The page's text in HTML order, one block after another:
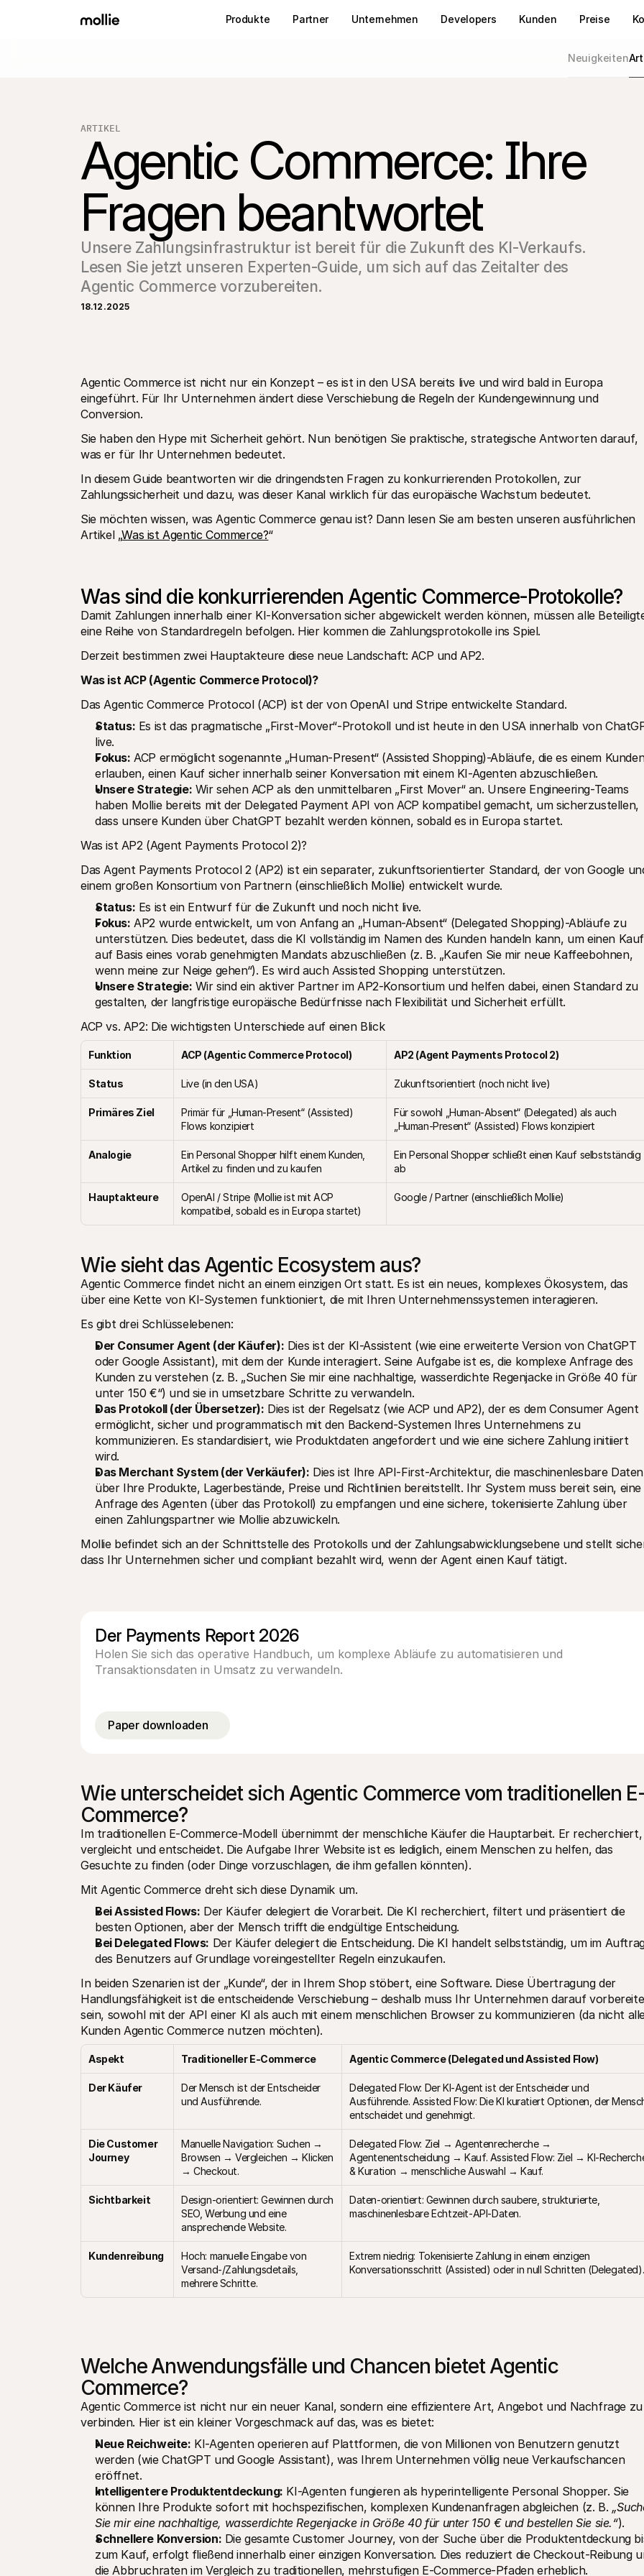
Produkte Partner Unternehmen Developers Kunden Preise
Neuigkeiten
ARTIKEL
Agentic Commerce: Ihre
Fragen beantwortet
Unsere Zahlungsinfrastruktur ist bereit für die Zukunft des KI-Verkaufs.
Lesen Sie jetzt unseren Experten-Guide, um sich auf das Zeitalter des
18.12.2025
Agentic Commerce ist nicht nur ein Konzept – es ist in den USA bereits live und wird bald in Europa
eingeführt. Für Ihr Unternehmen ändert diese Verschiebung die Regeln der Kundengewinnung und
Conversion.
Sie haben den Hype mit Sicherheit gehört. Nun benötigen Sie praktische, strategische Antworten darauf,
was er für Ihr Unternehmen bedeutet.
In diesem Guide beantworten wir die dringendsten Fragen zu konkurrierenden Protokollen, zur
Zahlungssicherheit und dazu, was dieser Kanal wirklich für das europäische Wachstum bedeutet.
Sie möchten wissen, was Agentic Commerce genau ist? Dann lesen Sie am besten unseren ausführlichen
Artikel „Was ist Agentic Commerce?“
Was sind die konkurrierenden Agentic Commerce-Protokolle?
Damit Zahlungen innerhalb einer KI-Konversation sicher abgewickelt werden können, müssen alle
eine Reihe von Standardregeln befolgen. Hier kommen die Zahlungsprotokolle ins Spiel.
Derzeit bestimmen zwei Hauptakteure diese neue Landschaft: ACP und AP2.
Was ist ACP (Agentic Commerce Protocol)?
Das Agentic Commerce Protocol (ACP) ist der von OpenAI und Stripe entwickelte Standard.
Status: Es ist das pragmatische „First-Mover“-Protokoll und ist heute in den USA innerhalb von
live.
Fokus: ACP ermöglicht sogenannte „Human-Present“ (Assisted Shopping)-Abläufe, die es einem
erlauben, einen Kauf sicher innerhalb seiner Konversation mit einem KI-Agenten abzuschließen.
Unsere Strategie: Wir sehen ACP als den unmittelbaren „First Mover“ an. Unsere Engineering-Teams
haben Mollie bereits mit der Delegated Payment API von ACP kompatibel gemacht, um sicherzustellen,
dass unsere Kunden über ChatGPT bezahlt werden können, sobald es in Europa startet.
Was ist AP2 (Agent Payments Protocol 2)?
Das Agent Payments Protocol 2 (AP2) ist ein separater, zukunftsorientierter Standard, der von Google
einem großen Konsortium von Partnern (einschließlich Mollie) entwickelt wurde.
Status: Es ist ein Entwurf für die Zukunft und noch nicht live.
Fokus: AP2 wurde entwickelt, um von Anfang an „Human-Absent“ (Delegated Shopping)-Abläufe zu
unterstützen. Dies bedeutet, dass die KI vollständig im Namen des Kunden handeln kann, um einen Kauf
auf Basis eines vorab genehmigten Mandats abzuschließen (z. B. „Kaufen Sie mir neue Kaffeebohnen,
wenn meine zur Neige gehen“). Es wird auch Assisted Shopping unterstützen.
Unsere Strategie: Wir sind ein aktiver Partner im AP2-Konsortium und helfen dabei, einen Standard zu
gestalten, der langfristige europäische Bedürfnisse nach Flexibilität und Sicherheit erfüllt.
ACP vs. AP2: Die wichtigsten Unterschiede auf einen Blick
Funktion ACP (Agentic Commerce Protocol) AP2 (Agent Payments Protocol 2)
Status Live (in den USA) Zukunftsorientiert (noch nicht live)
Primäres Ziel
Primär für „Human-Present“ (Assisted)
Flows konzipiert
Für sowohl „Human-Absent“ (Delegated) als auch
„Human-Present“ (Assisted) Flows konzipiert
Analogie
Ein Personal Shopper hilft einem Kunden,
Artikel zu finden und zu kaufen
Ein Personal Shopper schließt einen Kauf selbstständig
ab
Hauptakteure
OpenAI / Stripe (Mollie ist mit ACP
kompatibel, sobald es in Europa startet)
Google / Partner (einschließlich Mollie)
Wie sieht das Agentic Ecosystem aus?
Agentic Commerce findet nicht an einem einzigen Ort statt. Es ist ein neues, komplexes Ökosystem, das
über eine Kette von KI-Systemen funktioniert, die mit Ihren Unternehmenssystemen interagieren.
Es gibt drei Schlüsselebenen:
Der Consumer Agent (der Käufer): Dies ist der KI-Assistent (wie eine erweiterte Version von ChatGPT
oder Google Assistant), mit dem der Kunde interagiert. Seine Aufgabe ist es, die komplexe Anfrage des
Kunden zu verstehen (z. B. „Suchen Sie mir eine nachhaltige, wasserdichte Regenjacke in Größe 40 für
unter 150 €“) und sie in umsetzbare Schritte zu verwandeln.
Das Protokoll (der Übersetzer): Dies ist der Regelsatz (wie ACP und AP2), der es dem Consumer Agent
ermöglicht, sicher und programmatisch mit den Backend-Systemen Ihres Unternehmens zu
kommunizieren. Es standardisiert, wie Produktdaten angefordert und wie eine sichere Zahlung initiiert
wird.
Das Merchant System (der Verkäufer): Dies ist Ihre API-First-Architektur, die maschinenlesbare Daten
über Ihre Produkte, Lagerbestände, Preise und Richtlinien bereitstellt. Ihr System muss bereit sein, eine
Anfrage des Agenten (über das Protokoll) zu empfangen und eine sichere, tokenisierte Zahlung über
einen Zahlungspartner wie Mollie abzuwickeln.
Mollie befindet sich an der Schnittstelle des Protokolls und der Zahlungsabwicklungsebene und stellt
dass Ihr Unternehmen sicher und compliant bezahlt wird, wenn der Agent einen Kauf tätigt.
Der Payments Report 2026
Holen Sie sich das operative Handbuch, um komplexe Abläufe zu automatisieren und
Transaktionsdaten in Umsatz zu verwandeln.
Paper downloaden
Wie unterscheidet sich Agentic Commerce vom traditionellen
Commerce?
Im traditionellen E-Commerce-Modell übernimmt der menschliche Käufer die Hauptarbeit. Er recherchiert,
vergleicht und entscheidet. Die Aufgabe Ihrer Website ist es lediglich, einem Menschen zu helfen, das
Gesuchte zu finden (oder Dinge vorzuschlagen, die ihm gefallen könnten).
Mit Agentic Commerce dreht sich diese Dynamik um.
Bei Assisted Flows: Der Käufer delegiert die Vorarbeit. Die KI recherchiert, filtert und präsentiert die
besten Optionen, aber der Mensch trifft die endgültige Entscheidung.
Bei Delegated Flows: Der Käufer delegiert die Entscheidung. Die KI handelt selbstständig, um im
des Benutzers auf Grundlage voreingestellter Regeln einzukaufen.
In beiden Szenarien ist der „Kunde“, der in Ihrem Shop stöbert, eine Software. Diese Übertragung der
Handlungsfähigkeit ist die entscheidende Verschiebung – deshalb muss Ihr Unternehmen darauf
sein, sowohl mit der API einer KI als auch mit einem menschlichen Browser zu kommunizieren (da nicht
Kunden Agentic Commerce nutzen möchten).
Aspekt Traditioneller E-Commerce Agentic Commerce (Delegated und Assisted Flow)
Der Käufer
Der Mensch ist der Entscheider
und Ausführende.
Delegated Flow: Der KI-Agent ist der Entscheider und
Ausführende. Assisted Flow: Die KI kuratiert Optionen, der
entscheidet und genehmigt.
Die Customer
Journey
Manuelle Navigation: Suchen →
Browsen → Vergleichen → Klicken
→ Checkout.
Delegated Flow: Ziel → Agentenrecherche →
Agentenentscheidung → Kauf. Assisted Flow: Ziel → KI-
& Kuration → menschliche Auswahl → Kauf.
Sichtbarkeit
Design-orientiert: Gewinnen durch
SEO, Werbung und eine
ansprechende Website.
Daten-orientiert: Gewinnen durch saubere, strukturierte,
maschinenlesbare Echtzeit-API-Daten.
Kundenreibung
Hoch: manuelle Eingabe von
Versand-/Zahlungsdetails,
mehrere Schritte.
Extrem niedrig: Tokenisierte Zahlung in einem einzigen
Konversationsschritt (Assisted) oder in null Schritten (Delegated).
Welche Anwendungsfälle und Chancen bietet Agentic
Commerce?
Agentic Commerce ist nicht nur ein neuer Kanal, sondern eine effizientere Art, Angebot und Nachfrage zu
verbinden. Hier ist ein kleiner Vorgeschmack auf das, was es bietet:
Neue Reichweite: KI-Agenten operieren auf Plattformen, die von Millionen von Benutzern genutzt
werden (wie ChatGPT und Google Assistant), was Ihrem Unternehmen völlig neue Verkaufschancen
eröffnet.
Intelligentere Produktentdeckung: KI-Agenten fungieren als hyperintelligente Personal Shopper. Sie
können Ihre Produkte sofort mit hochspezifischen, komplexen Kundenanfragen abgleichen (z. B.
Sie mir eine nachhaltige, wasserdichte Regenjacke in Größe 40 für unter 150 € und bestellen Sie sie.“).
Schnellere Konversion: Die gesamte Customer Journey, von der Suche über die Produktentdeckung
zum Kauf, erfolgt fließend innerhalb einer einzigen Konversation. Dies reduziert die Checkout-Reibung
die Abbruchraten im Vergleich zu traditionellen, mehrstufigen E-Commerce-Pfaden erheblich.